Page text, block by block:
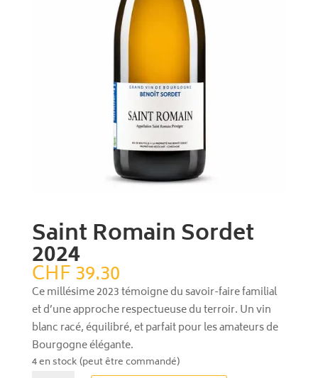
Saint Romain Sordet
2024
CHF39.30
Ce millésime 2023 témoigne du savoir-faire familial
et d’une approche respectueuse du terroir. Un vin
blanc racé, équilibré, et parfait pour les amateurs de
Bourgogne élégante.
4 en stock (peut être commandé)